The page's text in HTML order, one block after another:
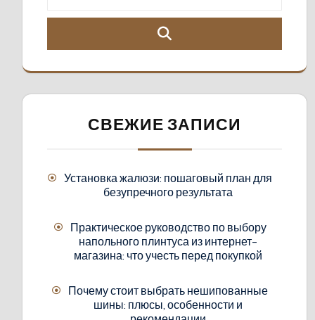
СВЕЖИЕ ЗАПИСИ
Установка жалюзи: пошаговый план для
безупречного результата
Практическое руководство по выбору
напольного плинтуса из интернет-
магазина: что учесть перед покупкой
Почему стоит выбрать нешипованные
шины: плюсы, особенности и